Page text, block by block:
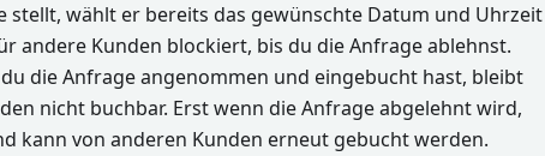
stellt, wählt er bereits das gewünschte Datum und Uhrzeit
andere Kunden blockiert, bis du die Anfrage ablehnst.
die Anfrage angenommen und eingebucht hast, bleibt
nicht buchbar. Erst wenn die Anfrage abgelehnt wird,
kann von anderen Kunden erneut gebucht werden.